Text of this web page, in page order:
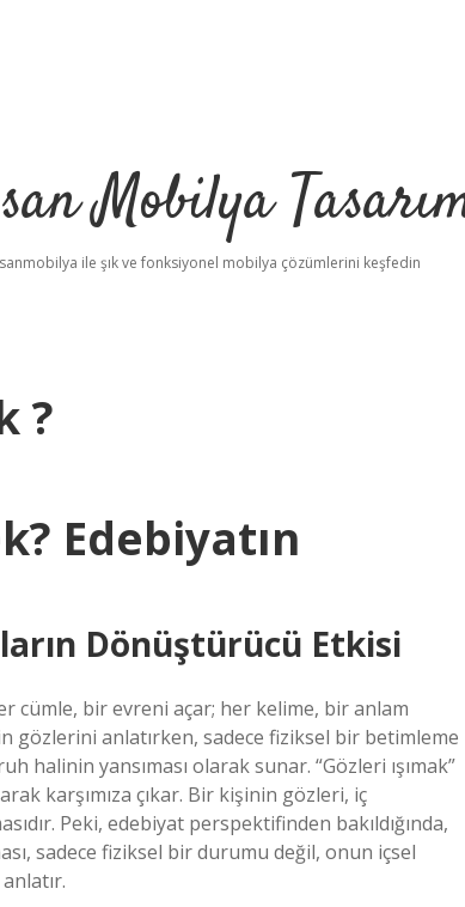
Mobilya
ile şık ve fonksiyonel mobilya çözümlerini keşfedin
?
Edebiyatın
Dönüştürücü Etkisi
cümle, bir evreni açar; her kelime, bir anlam
gözlerini anlatırken, sadece fiziksel bir betimleme
yansıması olarak sunar. “Gözleri ışımak”
karşımıza çıkar. Bir kişinin gözleri, iç
Peki, edebiyat perspektifinden bakıldığında,
sadece fiziksel bir durumu değil, onun içsel